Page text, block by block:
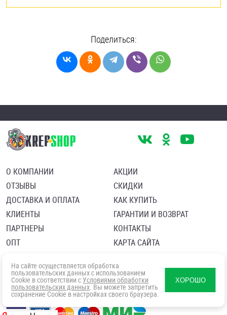
Поделиться:
О КОМПАНИИ
ОТЗЫВЫ
ДОСТАВКА И ОПЛАТА
КЛИЕНТЫ
ПАРТНЕРЫ
ОПТ
АКЦИИ
СКИДКИ
КАК КУПИТЬ
ГАРАНТИИ И ВОЗВРАТ
КОНТАКТЫ
КАРТА САЙТА
Политика в отношении обработки персональных данных
Согласие посетителя сайта на обработку персональных данны
На сайте осуществляется обработка
пользовательских данных с использованием
Cookie в соответствии с Условиями обработки
пользовательских данных. Вы можете запретить
сохранение Cookie в настройках своего браузера.
ХОРОШО